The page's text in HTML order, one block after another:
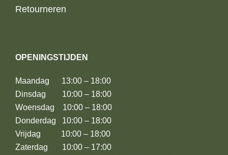
Retourneren
OPENINGSTIJDEN
Maandag 13:00 – 18:00
Dinsdag 10:00 – 18:00
Woensdag 10:00 – 18:00
Donderdag 10:00 – 18:00
Vrijdag 10:00 – 18:00
Zaterdag 10:00 – 17:00